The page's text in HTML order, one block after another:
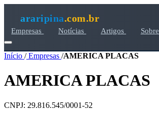
araripina.com.br
Empresas Notícias Artigos Sobre
Início /Empresas /AMERICA PLACAS
AMERICA PLACAS
CNPJ: 29.816.545/0001-52